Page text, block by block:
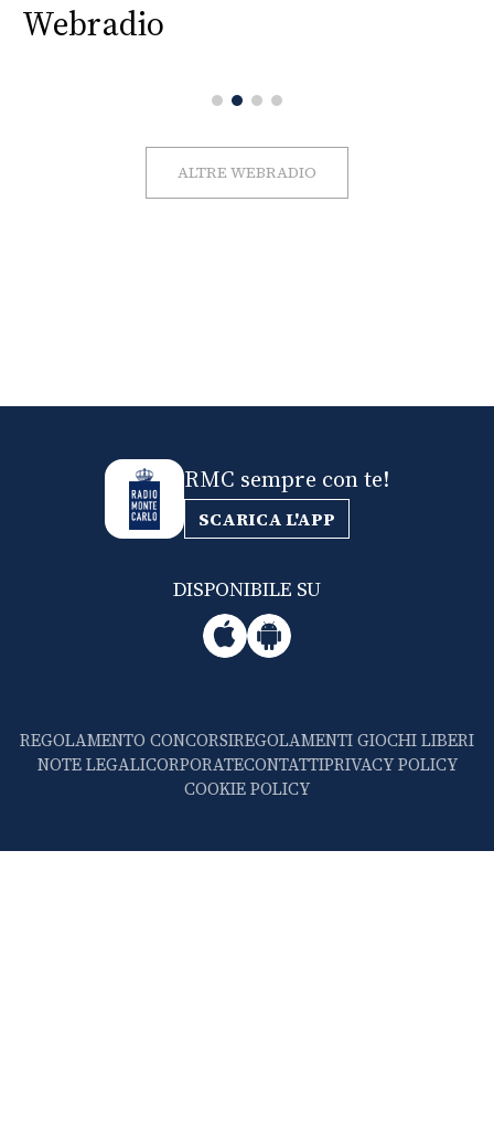
Webradio
ALTRE WEBRADIO
RMC sempre con te!
SCARICA L'APP
DISPONIBILE SU
REGOLAMENTO CONCORSIREGOLAMENTI GIOCHI LIBERI
NOTE LEGALICORPORATECONTATTIPRIVACY POLICY
COOKIE POLICY